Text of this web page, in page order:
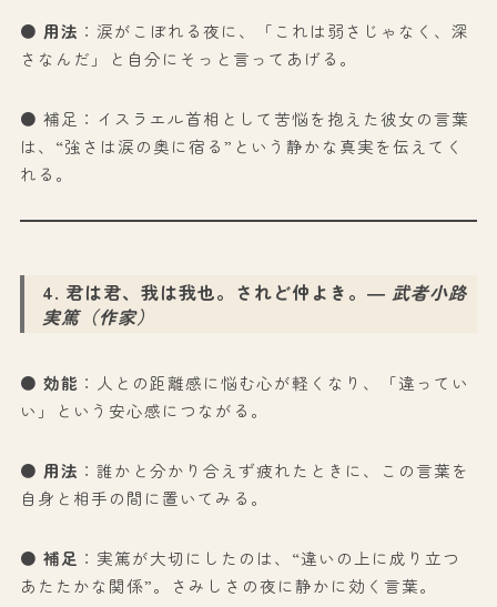
● 用法 ：涙がこぼれる夜に、「これは弱さじゃなく、深
さなんだ」と自分にそっと言ってあげる。
● 補足：イスラエル首相として苦悩を抱えた彼女の言葉
は、“強さは涙の奥に宿る”という静かな真実を伝えてく
れる。
4. 君は君、我は我也。されど仲よき。 ― 武者小路
実篤（作家）
● 効能 ：人との距離感に悩む心が軽くなり、「違ってい
い」という安心感につながる。
● 用法 ：誰かと分かり合えず疲れたときに、この言葉を
自身と相手の間に置いてみる。
● 補足 ：実篤が大切にしたのは、“違いの上に成り立つ
あたたかな関係”。さみしさの夜に静かに効く言葉。